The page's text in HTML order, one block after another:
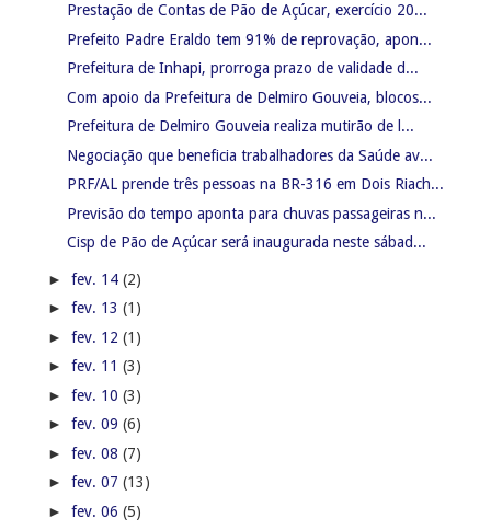
Prestação de Contas de Pão de Açúcar, exercício 20...
Prefeito Padre Eraldo tem 91% de reprovação, apon...
Prefeitura de Inhapi, prorroga prazo de validade d...
Com apoio da Prefeitura de Delmiro Gouveia, blocos...
Prefeitura de Delmiro Gouveia realiza mutirão de l...
Negociação que beneficia trabalhadores da Saúde av...
PRF/AL prende três pessoas na BR-316 em Dois Riach...
Previsão do tempo aponta para chuvas passageiras n...
Cisp de Pão de Açúcar será inaugurada neste sábad...
► fev. 14 (2)
► fev. 13 (1)
► fev. 12 (1)
► fev. 11 (3)
► fev. 10 (3)
► fev. 09 (6)
► fev. 08 (7)
► fev. 07 (13)
► fev. 06 (5)